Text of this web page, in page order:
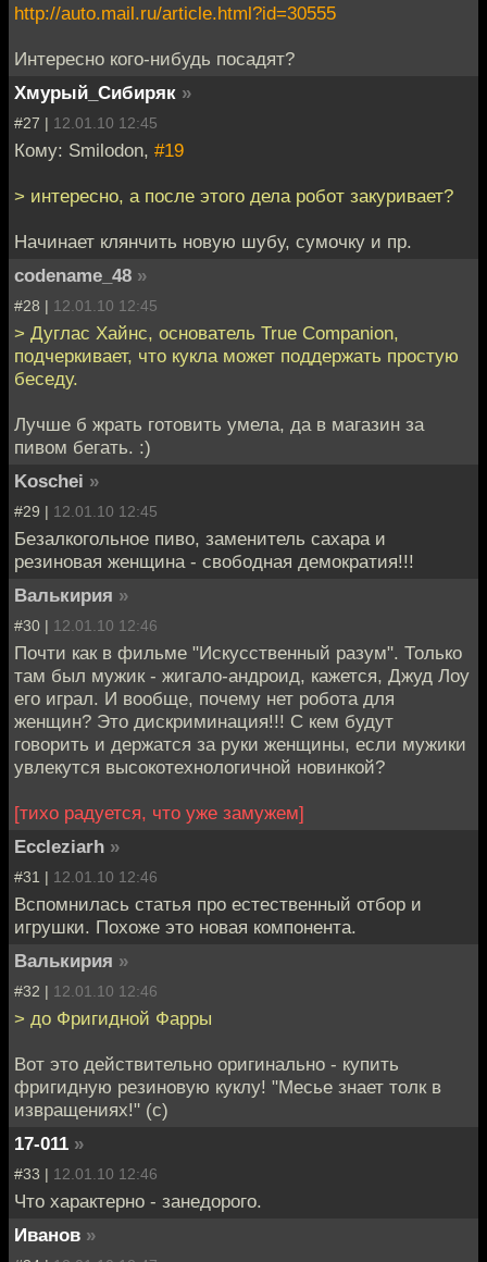
http://auto.mail.ru/article.html?id=30555
Интересно кого-нибудь посадят?
Хмурый_Сибиряк »
#27 | 12.01.10 12:45
Кому: Smilodon, #19
> интересно, а после этого дела робот закуривает?
Начинает клянчить новую шубу, сумочку и пр.
codename_48 »
#28 | 12.01.10 12:45
> Дуглас Хайнс, основатель True Companion,
подчеркивает, что кукла может поддержать простую
беседу.
Лучше б жрать готовить умела, да в магазин за
пивом бегать. :)
Koschei »
#29 | 12.01.10 12:45
Безалкогольное пиво, заменитель сахара и
резиновая женщина - свободная демократия!!!
Валькирия »
#30 | 12.01.10 12:46
Почти как в фильме "Искусственный разум". Только
там был мужик - жигало-андроид, кажется, Джуд Лоу
его играл. И вообще, почему нет робота для
женщин? Это дискриминация!!! С кем будут
говорить и держатся за руки женщины, если мужики
увлекутся высокотехнологичной новинкой?
[тихо радуется, что уже замужем]
Eccleziarh »
#31 | 12.01.10 12:46
Вспомнилась статья про естественный отбор и
игрушки. Похоже это новая компонента.
Валькирия »
#32 | 12.01.10 12:46
> до Фригидной Фарры
Вот это действительно оригинально - купить
фригидную резиновую куклу! "Месье знает толк в
извращениях!" (с)
17-011 »
#33 | 12.01.10 12:46
Что характерно - занедорого.
Иванов »